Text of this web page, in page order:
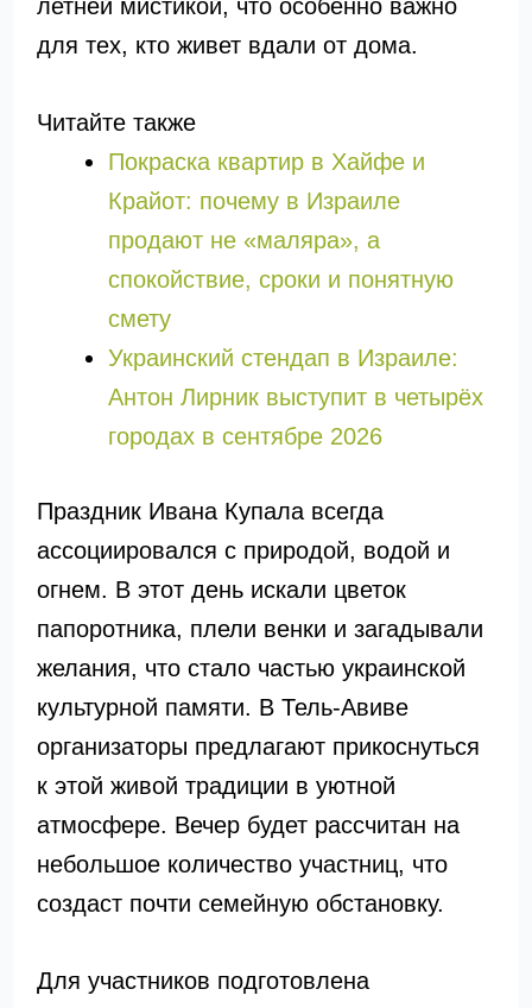
летней мистикой, что особенно важно
для тех, кто живет вдали от дома.
Читайте также
Покраска квартир в Хайфе и
Крайот: почему в Израиле
продают не «маляра», а
спокойствие, сроки и понятную
смету
Украинский стендап в Израиле:
Антон Лирник выступит в четырёх
городах в сентябре 2026
Праздник Ивана Купала всегда
ассоциировался с природой, водой и
огнем. В этот день искали цветок
папоротника, плели венки и загадывали
желания, что стало частью украинской
культурной памяти. В Тель-Авиве
организаторы предлагают прикоснуться
к этой живой традиции в уютной
атмосфере. Вечер будет рассчитан на
небольшое количество участниц, что
создаст почти семейную обстановку.
Для участников подготовлена